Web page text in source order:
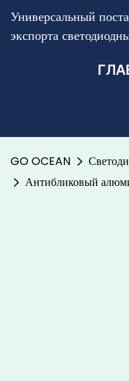
Универсальный
экспорта
GO OCEAN
Антибликовый